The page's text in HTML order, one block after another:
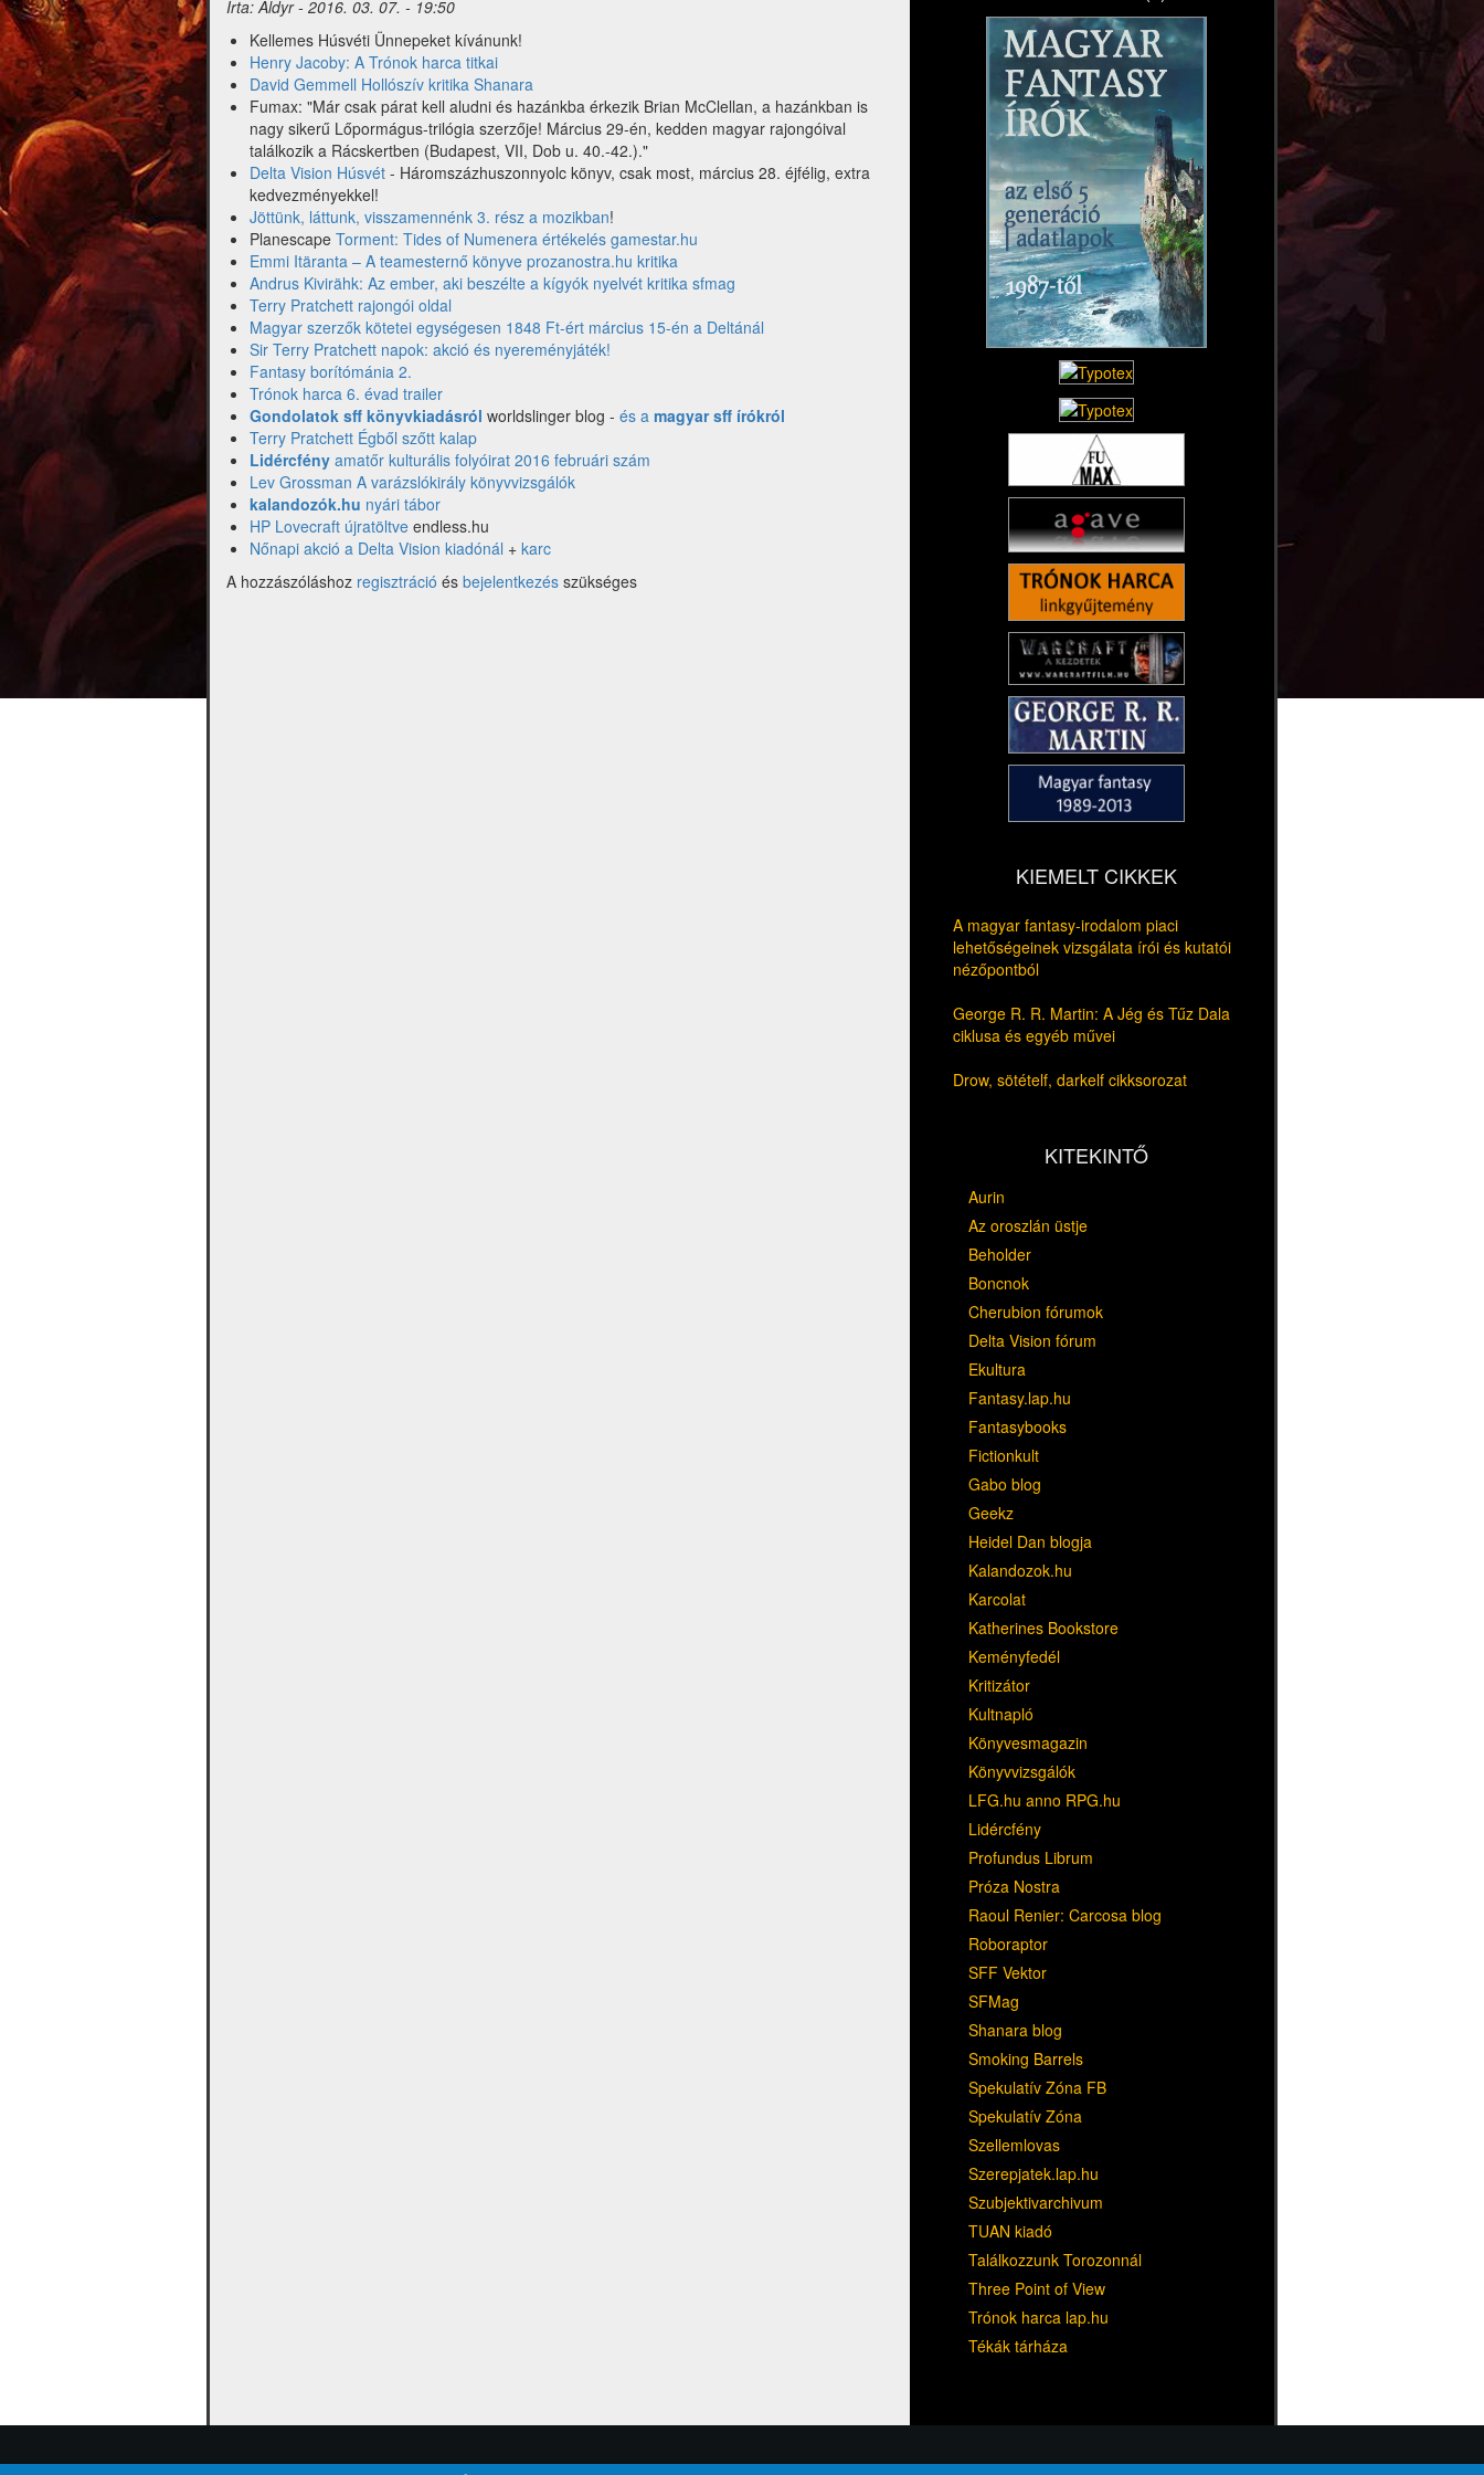
Írta:Aldyr- 2016. 03. 07. - 19:50
Kellemes Húsvéti Ünnepeket kívánunk!
Henry Jacoby: A Trónok harca titkai
David Gemmell Hollószív kritika Shanara
Fumax: "Már csak párat kell aludni és hazánkba érkezik Brian McClellan, a hazánkban is
nagy sikerű Lőpormágus-trilógia szerzője! Március 29-én, kedden magyar rajongóival
találkozik a Rácskertben (Budapest, VII, Dob u. 40.-42.)."
Delta Vision Húsvét - Háromszázhuszonnyolc könyv, csak most, március 28. éjfélig, extra
kedvezményekkel!
Jöttünk, láttunk, visszamennénk 3. rész a mozikban!
Planescape Torment: Tides of Numenera értékelés gamestar.hu
Emmi Itäranta – A teamesternő könyve prozanostra.hu kritika
Andrus Kivirähk: Az ember, aki beszélte a kígyók nyelvét kritika sfmag
Terry Pratchett rajongói oldal
Magyar szerzők kötetei egységesen 1848 Ft-ért március 15-én a Deltánál
Sir Terry Pratchett napok: akció és nyereményjáték!
Fantasy borítómánia 2.
Trónok harca 6. évad trailer
Gondolatok sff könyvkiadásról worldslinger blog - és a magyar sff írókról
Terry Pratchett Égből szőtt kalap
Lidércfény amatőr kulturális folyóirat 2016 februári szám
Lev Grossman A varázslókirály könyvvizsgálók
kalandozók.hu nyári tábor
HP Lovecraft újratöltve endless.hu
Nőnapi akció a Delta Vision kiadónál + karc
A hozzászóláshoz regisztráció és bejelentkezés szükséges
KIEMELT CIKKEK
A magyar fantasy-irodalom piaci
lehetőségeinek vizsgálata írói és kutatói
nézőpontból
George R. R. Martin: A Jég és Tűz Dala
ciklusa és egyéb művei
Drow, sötételf, darkelf cikksorozat
KITEKINTŐ
Aurin
Az oroszlán üstje
Beholder
Boncnok
Cherubion fórumok
Delta Vision fórum
Ekultura
Fantasy.lap.hu
Fantasybooks
Fictionkult
Gabo blog
Geekz
Heidel Dan blogja
Kalandozok.hu
Karcolat
Katherines Bookstore
Keményfedél
Kritizátor
Kultnapló
Könyvesmagazin
Könyvvizsgálók
LFG.hu anno RPG.hu
Lidércfény
Profundus Librum
Próza Nostra
Raoul Renier: Carcosa blog
Roboraptor
SFF Vektor
SFMag
Shanara blog
Smoking Barrels
Spekulatív Zóna FB
Spekulatív Zóna
Szellemlovas
Szerepjatek.lap.hu
Szubjektivarchivum
TUAN kiadó
Találkozzunk Torozonnál
Three Point of View
Trónok harca lap.hu
Tékák tárháza